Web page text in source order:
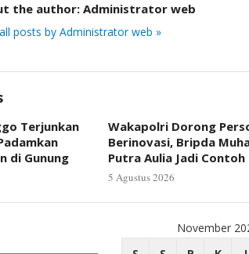
the author: Administrator web
posts by Administrator web »
Terjunkan
di Gunung
Wakapolri Dorong
Berinovasi, Bripda
Putra Aulia Jadi
5 Agustus 2026
November